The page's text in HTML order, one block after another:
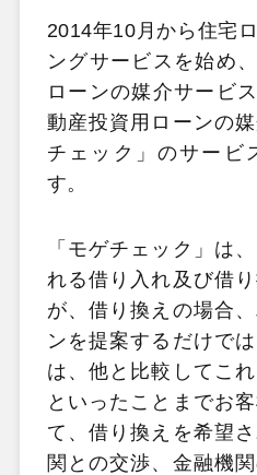
2014年10月から住宅
ングサービスを始め
ローンの媒介サービ
動産投資用ローンの
チェック」のサービ
す。
「モゲチェック」は
れる借り入れ及び借
が、借り換えの場合
ンを提案するだけで
は、他と比較してこ
といったことまでお
て、借り換えを希望
関との交渉、金融機